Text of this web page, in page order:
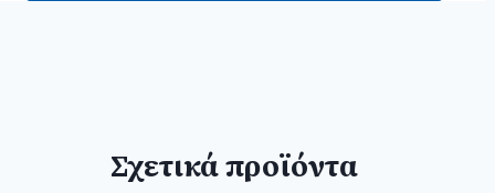
Σχετικά προϊόντα